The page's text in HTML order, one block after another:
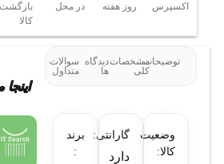
اکسپرس
روز هفته
در محل
بازگشت
کالا
توضیحاتمشخصات
کلی
دیدگاه
ها
سوالات
متداول
وضعیت
کالا:
گارانتی:
دارد
برند
: